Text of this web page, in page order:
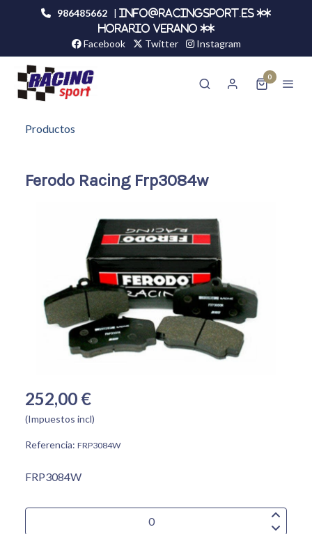
986485662 |
info@racingsport.es **
HORARIO VERANO **
Facebook Twitter Instagram
0
Productos
Ferodo Racing Frp3084w
252,00 €
(Impuestos incl)
Referencia: FRP3084W
FRP3084W